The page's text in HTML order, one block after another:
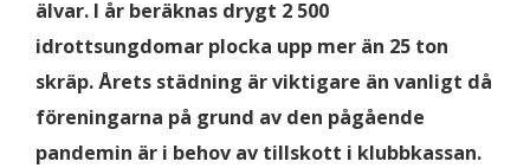
älvar. I år beräknas drygt 2 500
idrottsungdomar plocka upp mer än 25 ton
skräp. Årets städning är viktigare än vanligt då
föreningarna på grund av den pågående
pandemin är i behov av tillskott i klubbkassan.